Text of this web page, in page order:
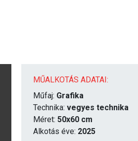
MŰALKOTÁS ADATAI:
Műfaj: Grafika
Technika: vegyes technika
Méret: 50x60 cm
Alkotás éve: 2025